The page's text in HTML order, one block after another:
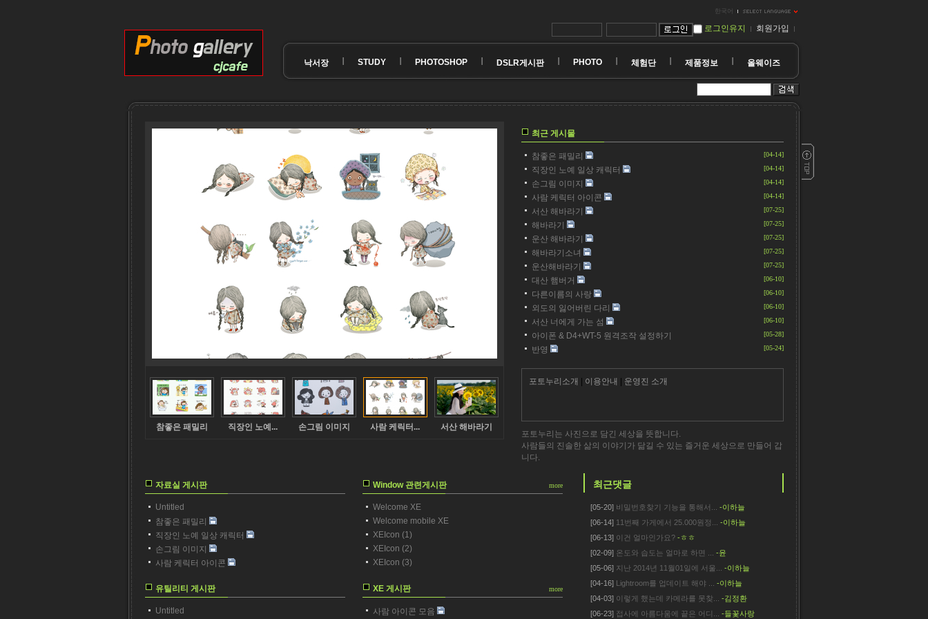
한국어
로그인유지 회원가입
낙서장 STUDY PHOTOSHOP DSLR게시판 PHOTO 체험단 제품정보 올웨이즈
참좋은 패밀리 직장인 노예... 손그림 이미지 사람 케릭터... 서산 해바라기
최근 게시물
[04-14]
참좋은 패밀리
[04-14]
직장인 노예 일상 캐릭터
[04-14]
손그림 이미지
[04-14]
사람 케릭터 아이콘
[07-25]
서산 해바라기
[07-25]
해바라기
[07-25]
운산 해바라기
[07-25]
해바라기소녀
[07-25]
운산해바라기
[06-10]
대산 햄버거
[06-10]
다른이름의 사랑
[06-10]
외도의 잃어버린 다리
[06-10]
서산 너에게 가는 섬
[05-28]
아이폰 & D4+WT-5 원격조작 설정하기
[05-24]
반영
포토누리소개 이용안내 운영진 소개
포토누리는 사진으로 담긴 세상을 뜻합니다.
사람들의 진솔한 삶의 이야기가 닮길 수 있는 즐거운 세상으로 만들어 갑
니다.
자료실 게시판
Untitled
참좋은 패밀리
직장인 노예 일상 캐릭터
손그림 이미지
사람 케릭터 아이콘
유틸리티 게시판
Untitled
Window 관련게시판
Welcome XE
Welcome mobile XE
XEIcon (1)
XEIcon (2)
XEIcon (3)
more
XE 게시판
사람 아이콘 모음
more
최근댓글
[05-20] 비밀번호찾기 기능을 통해서...
-이하늘
[06-14] 11번째 가게에서 25.000원정...
-이하늘
[06-13] 이건 얼마인가요? -ㅎㅎ
[02-09] 온도와 습도는 얼마로 하면 ...
-윤
[05-06] 지난 2014년 11월01일에 서울...
-이하늘
[04-16] Lightroom를 업데이트 해야 ...
-이하늘
[04-03] 이렇게 했는데 카메라를 못찾...
-김정환
[06-23] 접사에 아름다움에 끝은 어디... -들꽃사랑